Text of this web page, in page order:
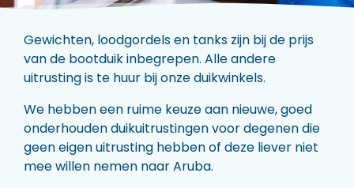
Gewichten, loodgordels en tanks zijn bij de prijs
van de bootduik inbegrepen. Alle andere
uitrusting is te huur bij onze duikwinkels.
We hebben een ruime keuze aan nieuwe, goed
onderhouden duikuitrustingen voor degenen die
geen eigen uitrusting hebben of deze liever niet
mee willen nemen naar Aruba.